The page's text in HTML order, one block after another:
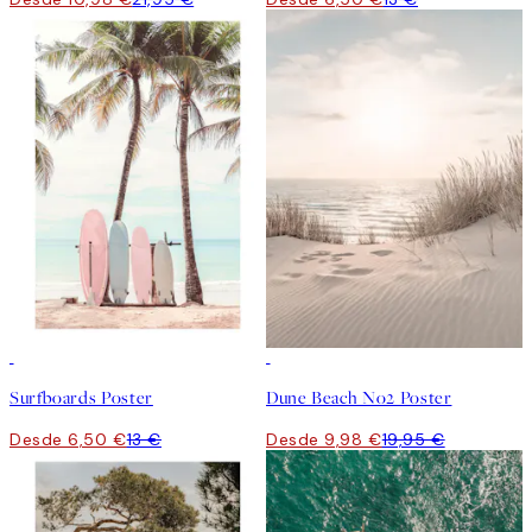
Surfboards Poster
Desde 6,50 €13 €
Dune Beach No2 Poster
Desde 9,98 €19,95 €